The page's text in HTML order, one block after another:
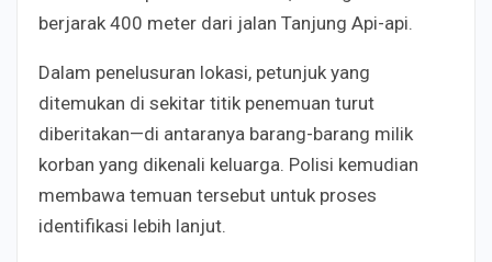
berjarak 400 meter dari jalan Tanjung Api-api.
Dalam penelusuran lokasi, petunjuk yang
ditemukan di sekitar titik penemuan turut
diberitakan—di antaranya barang-barang milik
korban yang dikenali keluarga. Polisi kemudian
membawa temuan tersebut untuk proses
identifikasi lebih lanjut.